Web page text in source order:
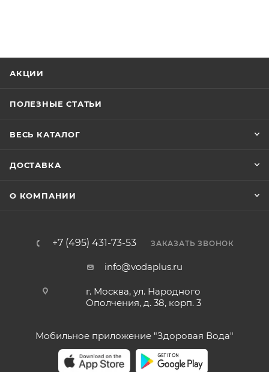
АКЦИИ
ПОЛЕЗНЫЕ СТАТЬИ
ВЕСЬ КАТАЛОГ
ДОСТАВКА
О КОМПАНИИ
+7 (495) 431-73-53 ЗАКАЗАТЬ ЗВОНОК
info@vodaplus.ru
г. Москва, ул. Народного
Ополчения, д. 38, корп. 3
Мобильное приложение "Здоровая Вода"